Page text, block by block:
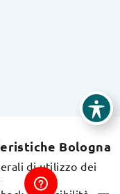
Bologna
di utilizzo dei